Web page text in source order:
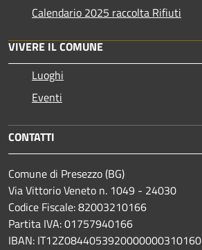
Calendario 2025 raccolta Rifiuti
VIVERE IL COMUNE
Luoghi
Eventi
CONTATTI
Comune di Presezzo (BG)
Via Vittorio Veneto n. 1049 - 24030
Codice Fiscale: 82003210166
Partita IVA: 01757940166
IBAN: IT12Z0844053920000000310160